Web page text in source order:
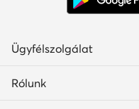
Ügyfélszolgálat
Rólunk